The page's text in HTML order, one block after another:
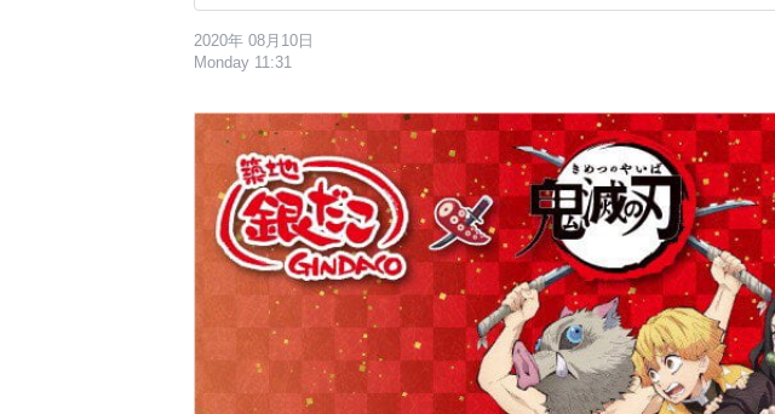
2020年 08月10日
Monday 11:31